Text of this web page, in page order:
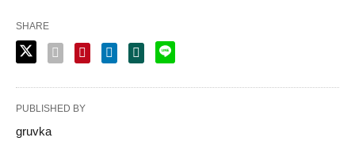
SHARE
PUBLISHED BY
gruvka